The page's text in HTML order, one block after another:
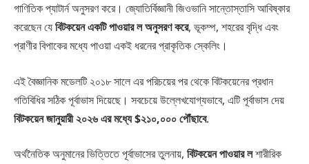
গাণিতিক প্যাটার্ন অনুসরণ করে। জ্যোতির্বিজ্ঞানী জিওভানি সান্তোস্তাসি আবিষ্কার
করেছেন যেবিটকয়েন একটি পাওয়ার ল অনুসরণ করে, ভূকম্প, শহরের বৃদ্ধি এবং
প্রাণীর বিপাকের মধ্যে পাওয়া একই ধরনের প্রাকৃতিক স্কেলিং।
এই বৈজ্ঞানিক মডেলটি ২০১৮ সালে এর পরিচয়ের পর থেকে বিটকয়েনের প্রধান
গতিবিধির সঠিক পূর্বাভাস দিয়েছে। সবচেয়ে উল্লেখযোগ্যভাবে, এটি পূর্বাভাস দেয়
বিটকয়েন জানুয়ারী ২০২৬ এর মধ্যে $২১০,০০০ পৌঁছাবে.
অর্থনৈতিক অনুমানের ভিত্তিতে পূর্বাভাসের তুলনায়, বিটকয়েন পাওয়ার লশারীরিক